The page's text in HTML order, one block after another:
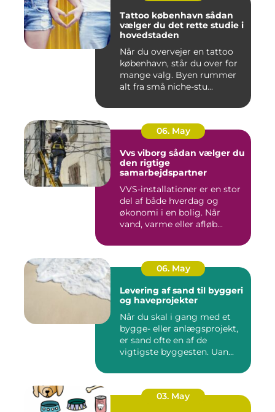
Tattoo københavn sådan
vælger du det rette studie i
hovedstaden
Når du overvejer en tattoo
københavn, står du over for
mange valg. Byen rummer
alt fra små niche-stu...
06. May
Vvs viborg sådan vælger du
den rigtige
samarbejdspartner
VVS-installationer er en stor
del af både hverdag og
økonomi i en bolig. Når
vand, varme eller afløb...
06. May
Levering af sand til byggeri
og haveprojekter
Når du skal i gang med et
bygge- eller anlægsprojekt,
er sand ofte en af de
vigtigste byggesten. Uan...
03. May